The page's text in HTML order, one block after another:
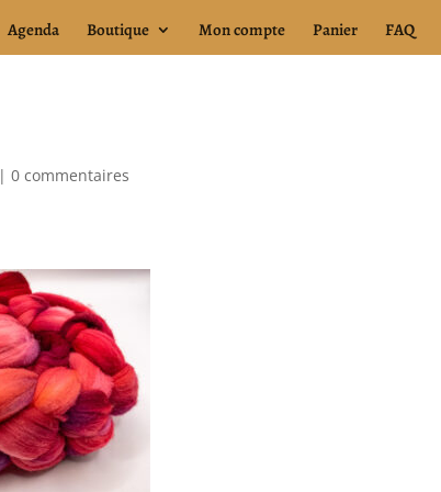
Agenda Boutique Mon compte Panier FAQ
|0 commentaires